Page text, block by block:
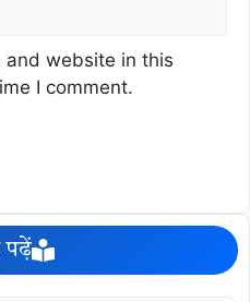
and website in this
I comment.